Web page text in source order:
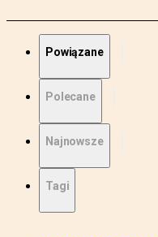
Powiązane
Polecane
Najnowsze
Tagi